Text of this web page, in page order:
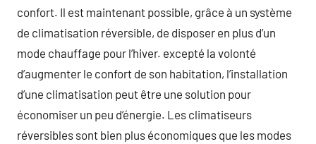
confort. Il est maintenant possible, grâce à un système
de climatisation réversible, de disposer en plus d’un
mode chauffage pour l’hiver. excepté la volonté
d’augmenter le confort de son habitation, l’installation
d’une climatisation peut être une solution pour
économiser un peu d’énergie. Les climatiseurs
réversibles sont bien plus économiques que les modes